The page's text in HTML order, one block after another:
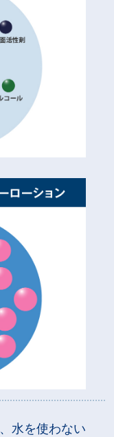
水を使わない